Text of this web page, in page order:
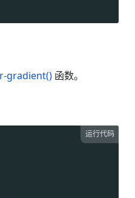
gradient() 函数。
运行代码